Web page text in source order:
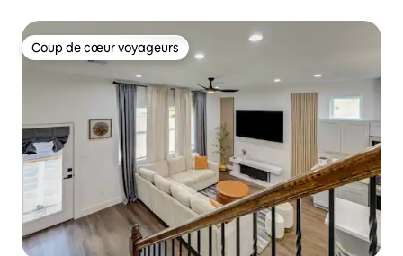
Coup de cœur voyageurs
Coup de cœur voyageurs